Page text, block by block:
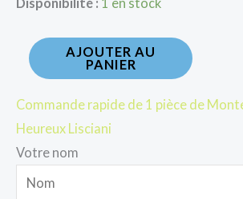
AJOUTER AU
PANIER
Commande rapide de 1 pièce de
Heureux Lisciani
Votre nom